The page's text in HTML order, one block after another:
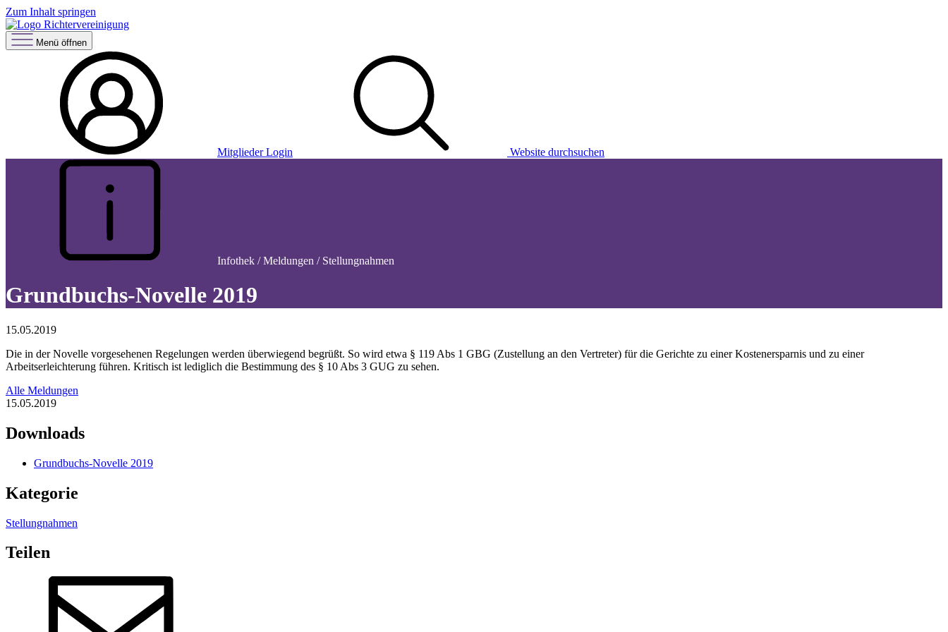
Zum Inhalt springen
Menü öffnen
Mitglieder Login Website durchsuchen
Infothek / Meldungen / Stellungnahmen
Grundbuchs-Novelle 2019
15.05.2019
Die in der Novelle vorgesehenen Regelungen werden überwiegend begrüßt. So wird etwa § 119 Abs 1 GBG (Zustellung an den Vertreter) für die Gerichte zu einer Kostenersparnis und zu einer
Arbeitserleichterung führen. Kritisch ist lediglich die Bestimmung des § 10 Abs 3 GUG zu sehen.
Alle Meldungen
15.05.2019
Downloads
Grundbuchs-Novelle 2019
Kategorie
Stellungnahmen
Teilen